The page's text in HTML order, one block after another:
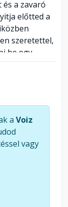
a zavaró
előtted a
szeretettel,
be egy
oldódik
Ez a
hoz
hogy a
arra,
lappal,
a Voiz
vagy